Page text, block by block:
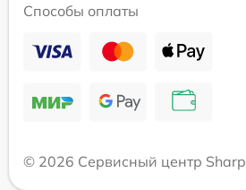
Способы оплаты
© 2026 Сервисный центр Sharp